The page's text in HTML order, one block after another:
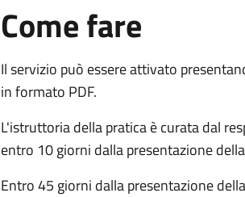
Come fare
Il servizio può essere attivato
in formato PDF.
L'istruttoria della pratica è curata dal
entro 10 giorni dalla presentazione
Entro 45 giorni dalla presentazione